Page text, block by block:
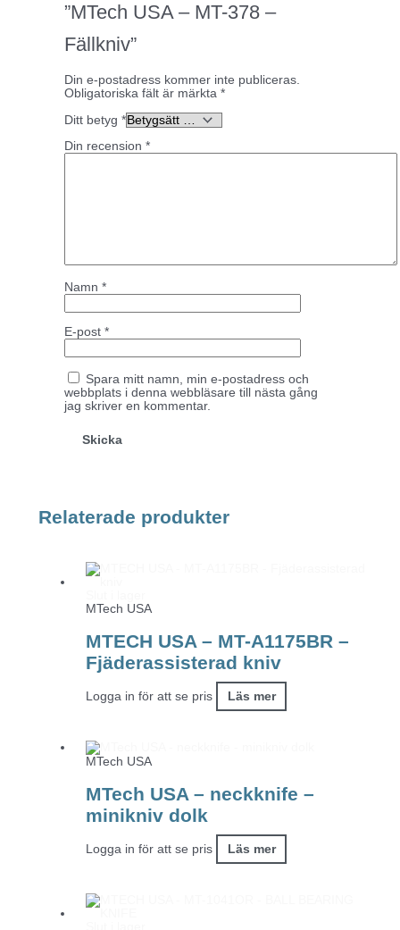
”MTech USA – MT-378 –
Fällkniv”
Din e-postadress kommer inte publiceras.
Obligatoriska fält är märkta *
Ditt betyg *
Din recension *
Namn *
E-post *
Spara mitt namn, min e-postadress och
webbplats i denna webbläsare till nästa gång
jag skriver en kommentar.
Relaterade produkter
MTech USA
MTECH USA – MT-A1175BR –
Fjäderassisterad kniv
Logga in för att se pris Läs mer
MTech USA
MTech USA – neckknife –
minikniv dolk
Logga in för att se pris Läs mer